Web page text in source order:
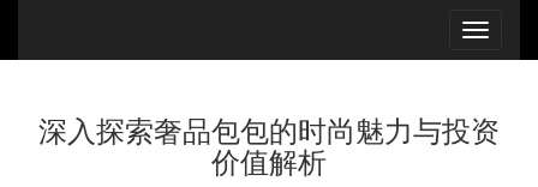
深入探索奢品包包的时尚魅力与投资
价值解析